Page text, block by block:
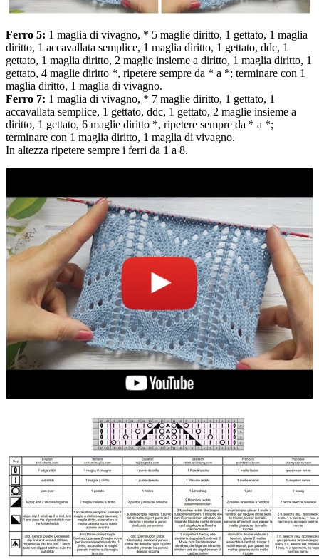
Ferro 5: 1 maglia di vivagno, * 5 maglie diritto, 1 gettato, 1 maglia
diritto, 1 accavallata semplice, 1 maglia diritto, 1 gettato, ddc, 1
gettato, 1 maglia diritto, 2 maglie insieme a diritto, 1 maglia diritto, 1
gettato, 4 maglie diritto *, ripetere sempre da * a *; terminare con 1
maglia diritto, 1 maglia di vivagno.
Ferro 7: 1 maglia di vivagno, * 7 maglie diritto, 1 gettato, 1
accavallata semplice, 1 gettato, ddc, 1 gettato, 2 maglie insieme a
diritto, 1 gettato, 6 maglie diritto *, ripetere sempre da * a *;
terminare con 1 maglia diritto, 1 maglia di vivagno.
In altezza ripetere sempre i ferri da 1 a 8.